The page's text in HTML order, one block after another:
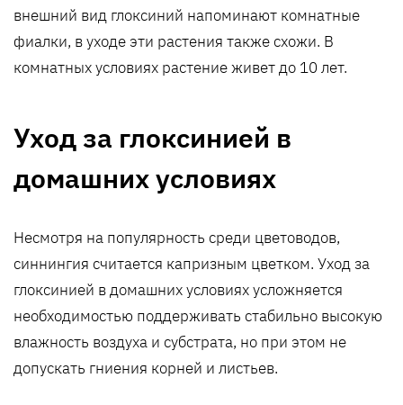
внешний вид глоксиний напоминают комнатные
фиалки, в уходе эти растения также схожи. В
комнатных условиях растение живет до 10 лет.
Уход за глоксинией в
домашних условиях
Несмотря на популярность среди цветоводов,
синнингия считается капризным цветком. Уход за
глоксинией в домашних условиях усложняется
необходимостью поддерживать стабильно высокую
влажность воздуха и субстрата, но при этом не
допускать гниения корней и листьев.